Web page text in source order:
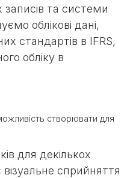
та системи
облікові дані,
стандартів в IFRS,
обліку в
створювати для
для декількох
сприйняття